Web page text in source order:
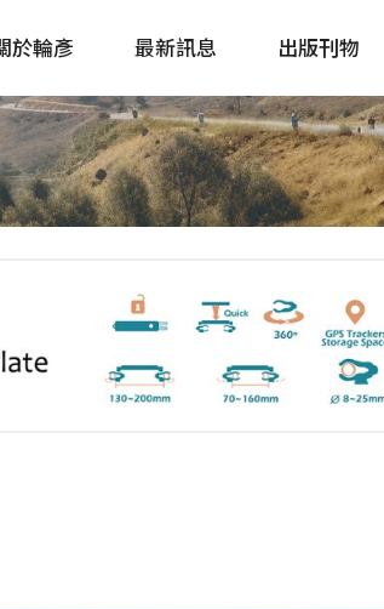
於輪彥 最新訊息 出版刊物
自行車&電動車市場快訊
Update